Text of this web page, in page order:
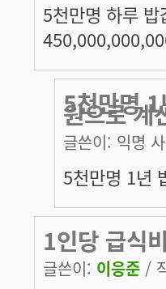
5천만명 하루
5천만명
원으로 계
글쓴이: 익명
5천만명 1년
1인당 급식
글쓴이: 이응준 /